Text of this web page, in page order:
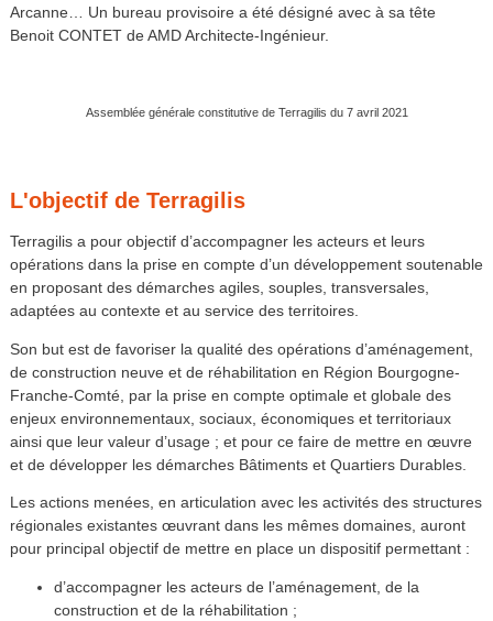
Arcanne… Un bureau provisoire a été désigné avec à sa tête
Benoit CONTET de AMD Architecte-Ingénieur.
Assemblée générale constitutive de Terragilis du 7 avril 2021
L'objectif de Terragilis
Terragilis a pour objectif d’accompagner les acteurs et leurs
opérations dans la prise en compte d’un développement soutenable
en proposant des démarches agiles, souples, transversales,
adaptées au contexte et au service des territoires.
Son but est de favoriser la qualité des opérations d’aménagement,
de construction neuve et de réhabilitation en Région Bourgogne-
Franche-Comté, par la prise en compte optimale et globale des
enjeux environnementaux, sociaux, économiques et territoriaux
ainsi que leur valeur d’usage ; et pour ce faire de mettre en œuvre
et de développer les démarches Bâtiments et Quartiers Durables.
Les actions menées, en articulation avec les activités des structures
régionales existantes œuvrant dans les mêmes domaines, auront
pour principal objectif de mettre en place un dispositif permettant :
d’accompagner les acteurs de l’aménagement, de la
construction et de la réhabilitation ;